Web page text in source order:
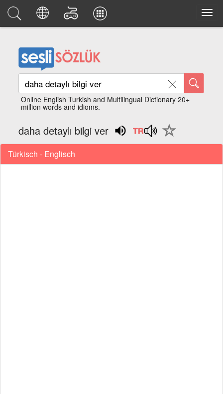
Online English Turkish and Multilingual Dictionary 20+
million words and idioms.
daha detaylı bilgi ver
Türkisch - Englisch